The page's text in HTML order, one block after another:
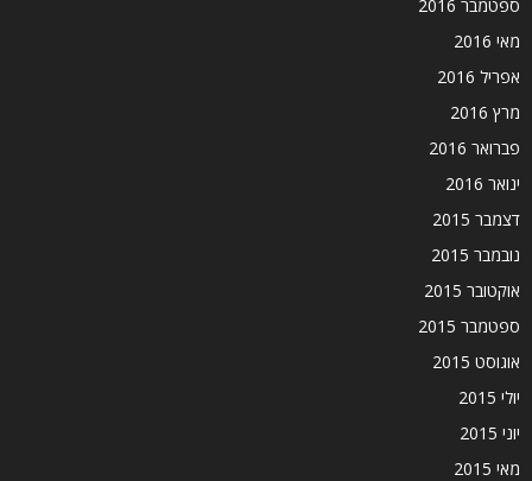
ספטמבר 2016
מאי 2016
אפריל 2016
מרץ 2016
פברואר 2016
ינואר 2016
דצמבר 2015
נובמבר 2015
אוקטובר 2015
ספטמבר 2015
אוגוסט 2015
יולי 2015
יוני 2015
מאי 2015